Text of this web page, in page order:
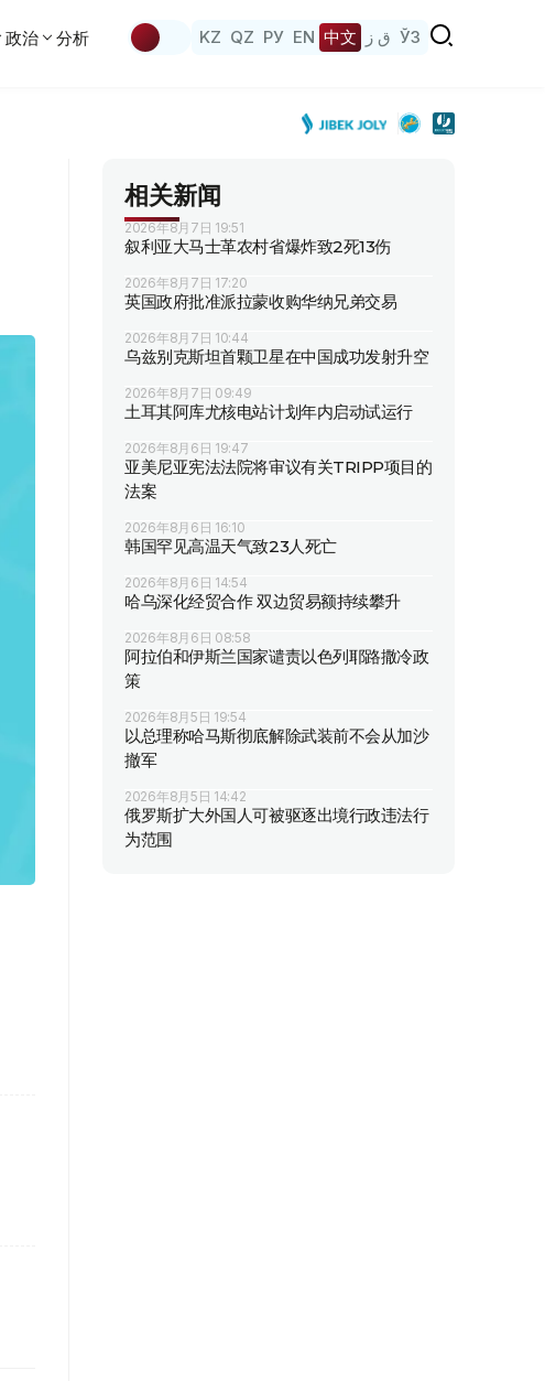
政治 分析 KZ QZ РУ EN 中文 ق ز ЎЗ
相关新闻
2026年8月7日 19:51
叙利亚大马士革农村省爆炸致2死13伤
2026年8月7日 17:20
英国政府批准派拉蒙收购华纳兄弟交易
2026年8月7日 10:44
乌兹别克斯坦首颗卫星在中国成功发射升空
2026年8月7日 09:49
土耳其阿库尤核电站计划年内启动试运行
2026年8月6日 19:47
亚美尼亚宪法法院将审议有关TRIPP项目的
法案
2026年8月6日 16:10
韩国罕见高温天气致23人死亡
2026年8月6日 14:54
哈乌深化经贸合作 双边贸易额持续攀升
2026年8月6日 08:58
阿拉伯和伊斯兰国家谴责以色列耶路撒冷政
策
2026年8月5日 19:54
以总理称哈马斯彻底解除武装前不会从加沙
撤军
2026年8月5日 14:42
俄罗斯扩大外国人可被驱逐出境行政违法行
为范围